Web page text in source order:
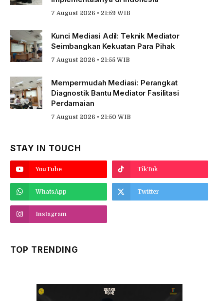
7 August 2026 • 21:59 WIB
Kunci Mediasi Adil: Teknik Mediator
Seimbangkan Kekuatan Para Pihak
7 August 2026 • 21:55 WIB
Mempermudah Mediasi: Perangkat
Diagnostik Bantu Mediator Fasilitasi
Perdamaian
7 August 2026 • 21:50 WIB
STAY IN TOUCH
YouTube TikTok
WhatsApp Twitter
Instagram
TOP TRENDING